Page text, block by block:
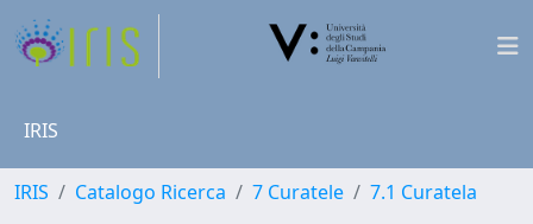
IRIS
IRIS Catalogo Ricerca 7 Curatele 7.1 Curatela